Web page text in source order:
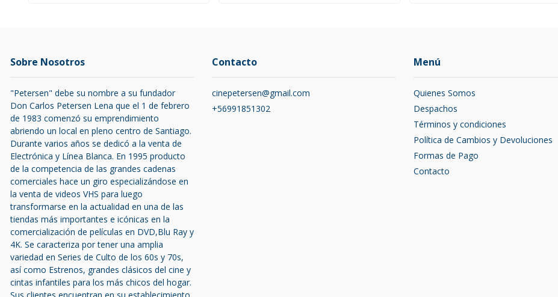
Sobre Nosotros
"Petersen" debe su nombre a su fundador
Don Carlos Petersen Lena que el 1 de febrero
de 1983 comenzó su emprendimiento
abriendo un local en pleno centro de Santiago.
Durante varios años se dedicó a la venta de
Electrónica y Línea Blanca. En 1995 producto
de la competencia de las grandes cadenas
comerciales hace un giro especializándose en
la venta de videos VHS para luego
transformarse en la actualidad en una de las
tiendas más importantes e icónicas en la
comercialización de películas en DVD,Blu Ray y
4K. Se caracteriza por tener una amplia
variedad en Series de Culto de los 60s y 70s,
así como Estrenos, grandes clásicos del cine y
cintas infantiles para los más chicos del hogar.
Contacto
cinepetersen@gmail.com
+56991851302
Menú
Quienes Somos
Despachos
Términos y condiciones
Política de Cambios y Devoluciones
Formas de Pago
Contacto